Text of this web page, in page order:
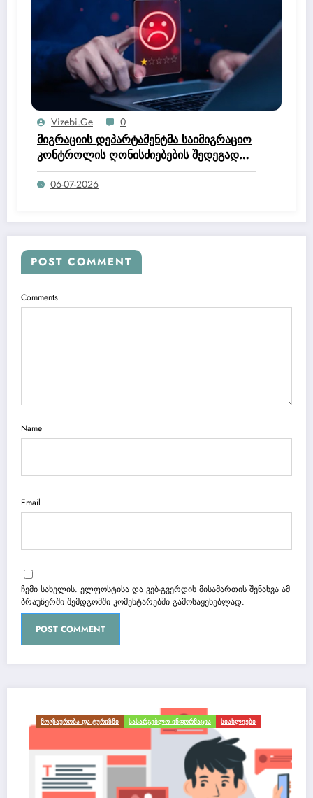
Vizebi.ge 0
მიგრაციის დეპარტამენტმა საიმიგრაციო
კონტროლის ღონისძიებების შედეგად
უცხო ქვეყნის 50 მოქალაქე დააკავა.
06-07-2026
POST COMMENT
Comments
Name
Email
ჩემი სახელის. ელფოსტისა და ვებ-გვერდის მისამართის შენახვა ამ
ბრაუზერში შემდგომში კომენტარებში გამოსაყენებლად.
ᲛᲝᲒᲖᲐᲣᲠᲝᲑᲐ ᲓᲐ ᲢᲣᲠᲘᲖᲛᲘ ᲡᲐᲡᲐᲠᲒᲔᲑᲚᲝ ᲘᲜᲤᲝᲠᲛᲐᲪᲘᲐ ᲡᲘᲐᲮᲚᲔᲔᲑᲘ